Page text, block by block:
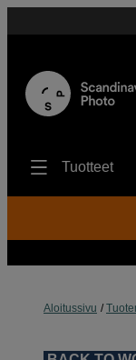
Tuotteet
Aloitussivu